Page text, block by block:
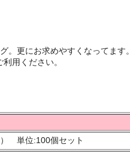
。更にお求めやすくなってます。
用ください。
） 単位:100個セット